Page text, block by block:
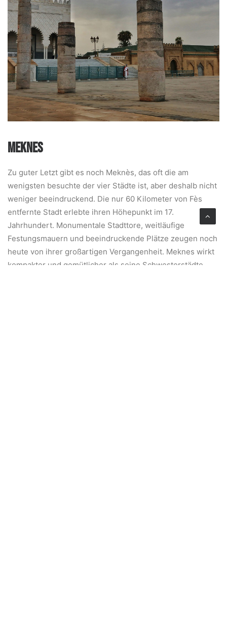
MEKNES
Zu guter Letzt gibt es noch Meknès, das oft die am
wenigsten besuchte der vier Städte ist, aber deshalb nicht
weniger beeindruckend. Die nur 60 Kilometer von Fès
entfernte Stadt erlebte ihren Höhepunkt im 17.
Jahrhundert. Monumentale Stadttore, weitläufige
Festungsmauern und beeindruckende Plätze zeugen noch
heute von ihrer großartigen Vergangenheit. Meknes wirkt
kompakter und gemütlicher als seine Schwesterstädte.